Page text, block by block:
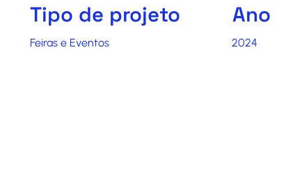
Tipo de projeto
Feiras e Eventos
Ano
2024